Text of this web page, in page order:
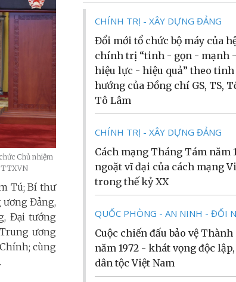
Chủ nhiệm
TTXVN
Tú; Bí thư
Đảng,
Đại tướng
ương
cùng
CHÍNH TRỊ - XÂY DỰNG ĐẢNG
Đổi mới tổ chức bộ máy của
chính trị “tinh - gọn - mạnh
hiệu lực - hiệu quả” theo
hướng của Đồng chí GS, TS,
Tô Lâm
CHÍNH TRỊ - XÂY DỰNG ĐẢNG
Cách mạng Tháng Tám năm
ngoặt vĩ đại của cách mạng
trong thế kỷ XX
QUỐC PHÒNG - AN NINH - ĐỐI
Cuộc chiến đấu bảo vệ
năm 1972 - khát vọng độc
dân tộc Việt Nam